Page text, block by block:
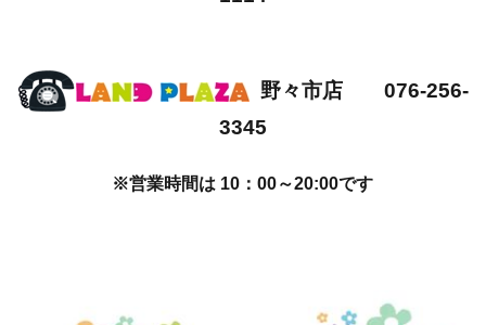
野々市店 076-256-
3345
※営業時間は 10：00～20:00です